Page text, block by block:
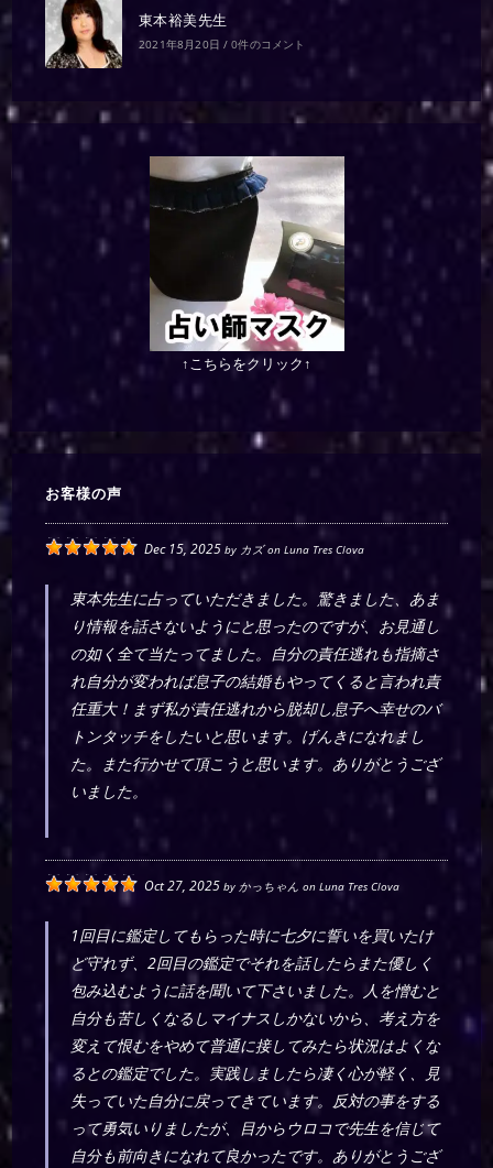
東本裕美先生
2021年8月20日 / 0件のコメント
↑こちらをクリック↑
お客様の声
Dec 15, 2025 by カズonLuna Tres Clova
東本先生に占っていただきました。驚きました、あま
り情報を話さないようにと思ったのですが、お見通し
の如く全て当たってました。自分の責任逃れも指摘さ
れ自分が変われば息子の結婚もやってくると言われ責
任重大！まず私が責任逃れから脱却し息子へ幸せのバ
トンタッチをしたいと思います。げんきになれまし
た。また行かせて頂こうと思います。ありがとうござ
いました。
Oct 27, 2025 by かっちゃん onLuna Tres Clova
1回目に鑑定してもらった時に七夕に誓いを買いたけ
ど守れず、2回目の鑑定でそれを話したらまた優しく
包み込むように話を聞いて下さいました。人を憎むと
自分も苦しくなるしマイナスしかないから、考え方を
変えて恨むをやめて普通に接してみたら状況はよくな
るとの鑑定でした。実践しましたら凄く心が軽く、見
失っていた自分に戻ってきています。反対の事をする
って勇気いりましたが、目からウロコで先生を信じて
自分も前向きになれて良かったです。ありがとうござ